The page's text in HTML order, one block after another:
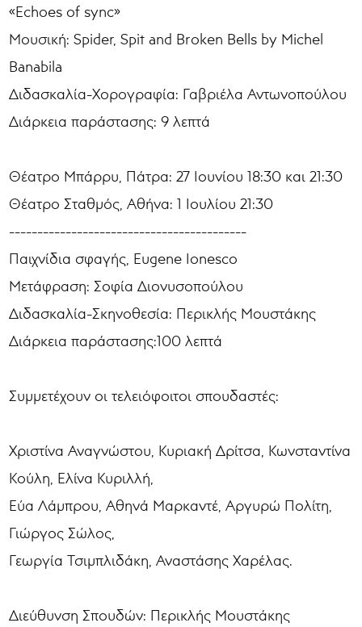
«Echoes of sync»
Μουσική: Spider, Spit and Broken Bells by Michel
Banabila
Διδασκαλία-Χορογραφία: Γαβριέλα Αντωνοπούλου
Διάρκεια παράστασης: 9 λεπτά
Θέατρο Μπάρρυ, Πάτρα: 27 Ιουνίου 18:30 και 21:30
Θέατρο Σταθμός, Αθήνα: 1 Ιουλίου 21:30
------------------------------------------
Παιχνίδια σφαγής, Eugene Ionesco
Μετάφραση: Σοφία Διονυσοπούλου
Διδασκαλία-Σκηνοθεσία: Περικλής Μουστάκης
Διάρκεια παράστασης:100 λεπτά
Συμμετέχουν οι τελειόφοιτοι σπουδαστές:
Χριστίνα Αναγνώστου, Κυριακή Δρίτσα, Κωνσταντίνα
Κούλη, Ελίνα Κυριλλή,
Εύα Λάμπρου, Αθηνά Μαρκαντέ, Αργυρώ Πολίτη,
Γιώργος Σώλος,
Γεωργία Τσιμπλιδάκη, Αναστάσης Χαρέλας.
Διεύθυνση Σπουδών: Περικλής Μουστάκης